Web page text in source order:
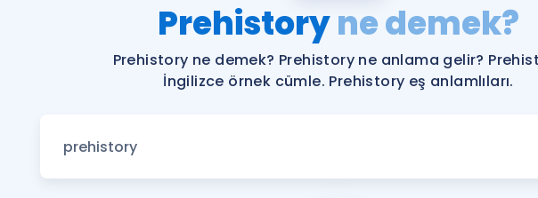
YDS ve YÖKDİL
YDS ve YÖKDİL'e
Tüm ÖSYM
Prehistoryne demek?
Prehistory ne demek? Prehistory ne anlama gelir?
İngilizce örnek cümle. Prehistory eş anlamlıları.